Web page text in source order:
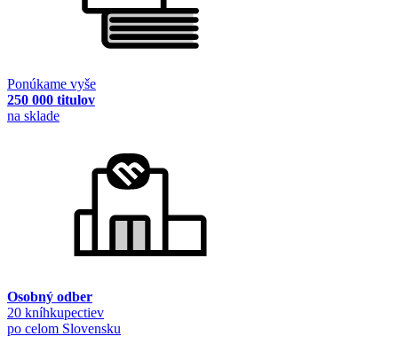
Ponúkame vyše
250 000 titulov
na sklade
Osobný odber
20 kníhkupectiev
po celom Slovensku